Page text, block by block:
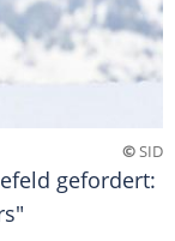
©SID
gefordert: